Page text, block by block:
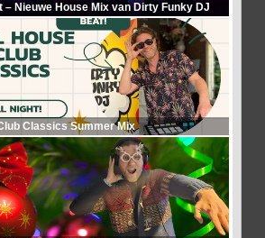
– Nieuwe House Mix van Dirty Funky DJ
Classics Summer Mix